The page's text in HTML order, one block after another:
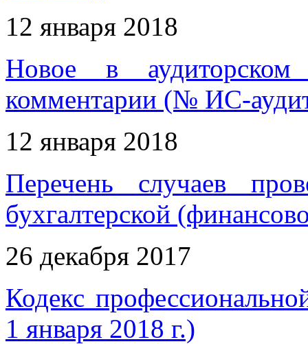
12 января 2018
Новое в аудиторском
комментарии (№ ИС-
12 января 2018
Перечень случаев
бухгалтерской
26 декабря 2017
Кодекс
1 января 2018 г.)